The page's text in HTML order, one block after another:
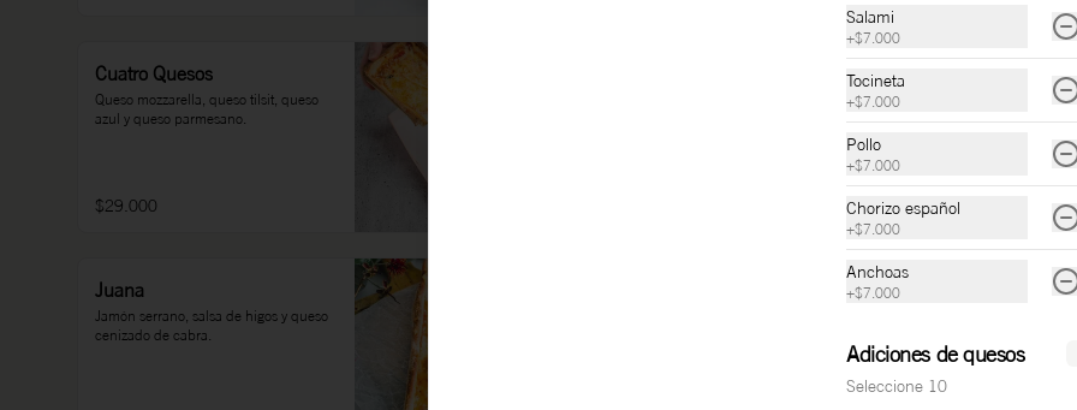
Cuatro Quesos
Queso mozzarella, queso tilsit, queso
azul y queso parmesano.
$29.000
Juana
Jamón serrano, salsa de higos y queso
cenizado de cabra.
Salami
+$7.000
Tocineta
+$7.000
Pollo
+$7.000
Chorizo español
+$7.000
Anchoas
+$7.000
Adiciones de quesos
Seleccione 10